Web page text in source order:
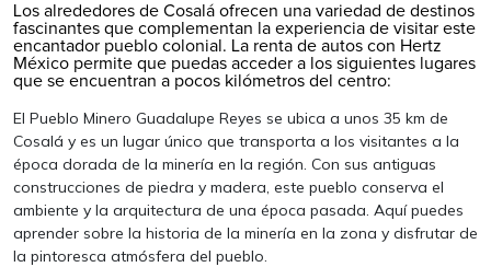
Los alrededores de Cosalá ofrecen una variedad de destinos
fascinantes que complementan la experiencia de visitar este
encantador pueblo colonial. La renta de autos con Hertz
México permite que puedas acceder a los siguientes lugares
que se encuentran a pocos kilómetros del centro:
El Pueblo Minero Guadalupe Reyes se ubica a unos 35 km de
Cosalá y es un lugar único que transporta a los visitantes a la
época dorada de la minería en la región. Con sus antiguas
construcciones de piedra y madera, este pueblo conserva el
ambiente y la arquitectura de una época pasada. Aquí puedes
aprender sobre la historia de la minería en la zona y disfrutar de
la pintoresca atmósfera del pueblo.